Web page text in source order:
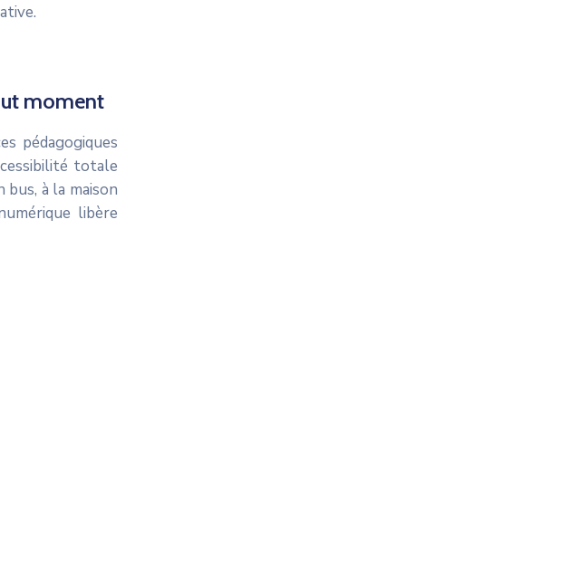
moment
pédagogiques
totale
à la maison
libère